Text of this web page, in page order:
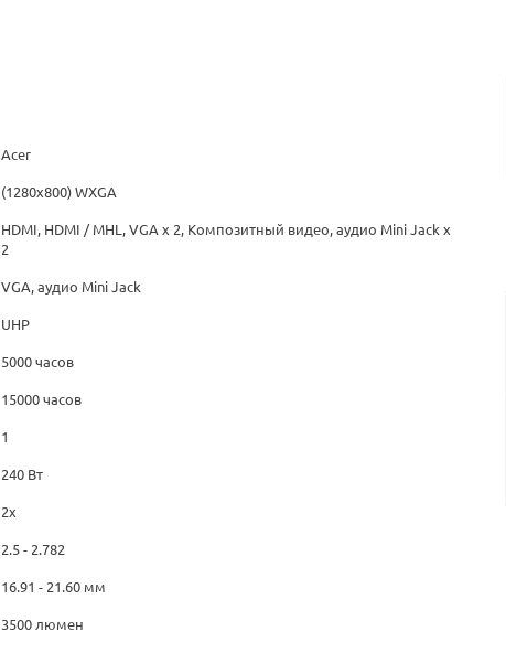
Acer
(1280x800) WXGA
HDMI, HDMI / MHL, VGA x 2, Композитный видео, аудио Mini Jack x
2
VGA, аудио Mini Jack
UHP
5000 часов
15000 часов
1
240 Вт
2x
2.5 - 2.782
16.91 - 21.60 мм
3500 люмен